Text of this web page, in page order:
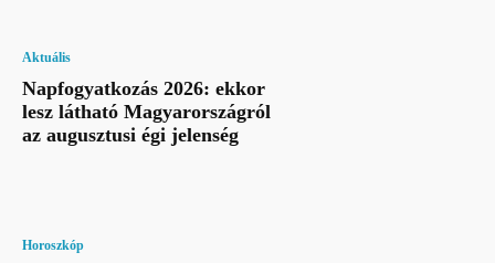
Aktuális
Napfogyatkozás 2026: ekkor
lesz látható Magyarországról
az augusztusi égi jelenség
Horoszkóp